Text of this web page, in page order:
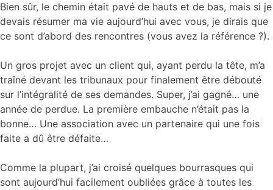
Bien sûr, le chemin était pavé de hauts et de bas, mais si je
devais résumer ma vie aujourd’hui avec vous, je dirais que
ce sont d’abord des rencontres (vous avez la référence ?).
Un gros projet avec un client qui, ayant perdu la tête, m’a
traîné devant les tribunaux pour finalement être débouté
sur l’intégralité de ses demandes. Super, j’ai gagné… une
année de perdue. La première embauche n’était pas la
bonne… Une association avec un partenaire qui une fois
faite a dû être défaite…
Comme la plupart, j’ai croisé quelques bourrasques qui
sont aujourd’hui facilement oubliées grâce à toutes les